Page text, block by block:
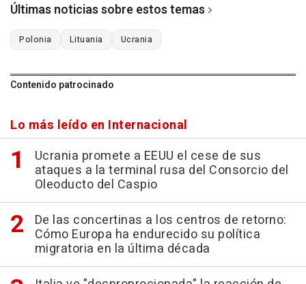
Últimas noticias sobre estos temas
Polonia Lituania Ucrania
Contenido patrocinado
Lo más leído en Internacional
Ucrania promete a EEUU el cese de sus
ataques a la terminal rusa del Consorcio del
Oleoducto del Caspio
De las concertinas a los centros de retorno:
Cómo Europa ha endurecido su política
migratoria en la última década